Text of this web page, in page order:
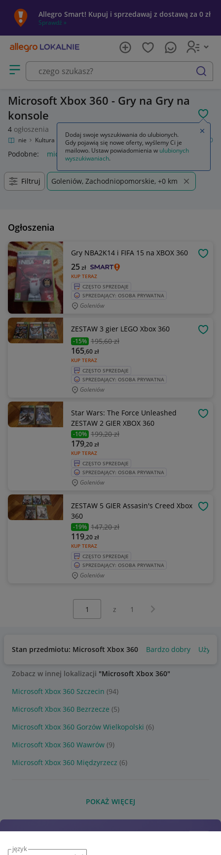
język
Allegro Smart! Kupuj i sprzedawaj z dostawą za 0 zł
Sprawdź »
Otwórz menu z kategoriami
szukaj
Microsoft Xbox 360 - Gry na Gry na
konsole
4 ogłoszenia
Lokalnie Kultura i rozrywka Gry Gry na konsole Microsoft Xbox 360
Podobne: microsoft xbox 360
Filtruj Goleniów, Zachodniopomorskie, +0 km
Ogłoszenia
Gry NBA2K14 i FIFA 15 na XBOX 360
KUP TERAZ
25zł
CZĘSTO SPRZEDAJE
SPRZEDAJĄCY: OSOBA PRYWATNA
Goleniów
ZESTAW 3 gier LEGO Xbox 360
-15% 195,60 zł
KUP TERAZ
165,60zł
CZĘSTO SPRZEDAJE
SPRZEDAJĄCY: OSOBA PRYWATNA
Goleniów
Star Wars: The Force Unleashed
ZESTAW 2 GIER XBOX 360
-10% 199,20 zł
KUP TERAZ
179,20zł
CZĘSTO SPRZEDAJE
SPRZEDAJĄCY: OSOBA PRYWATNA
Goleniów
ZESTAW 5 GIER Assasin's Creed Xbox
360
-19% 147,20 zł
KUP TERAZ
119,20zł
CZĘSTO SPRZEDAJE
SPRZEDAJĄCY: OSOBA PRYWATNA
Goleniów
z 1 Następna strona
Stan przedmiotu: Microsoft Xbox 360 Bardzo dobry
Zobacz w innej lokalizacji "Microsoft Xbox 360"
Microsoft Xbox 360 Szczecin (94)
Microsoft Xbox 360 Bezrzecze (5)
Microsoft Xbox 360 Gorzów Wielkopolski (6)
Microsoft Xbox 360 Wawrów (9)
Microsoft Xbox 360 Międzyrzecz (6)
POKAŻ WIĘCEJ
Dodaj swoje wyszukiwania do ulubionych.
Gdy pojawią się nowe oferty, wyślemy Ci je
mailowo. Ustaw powiadomienia w ulubionych
wyszukiwaniach.